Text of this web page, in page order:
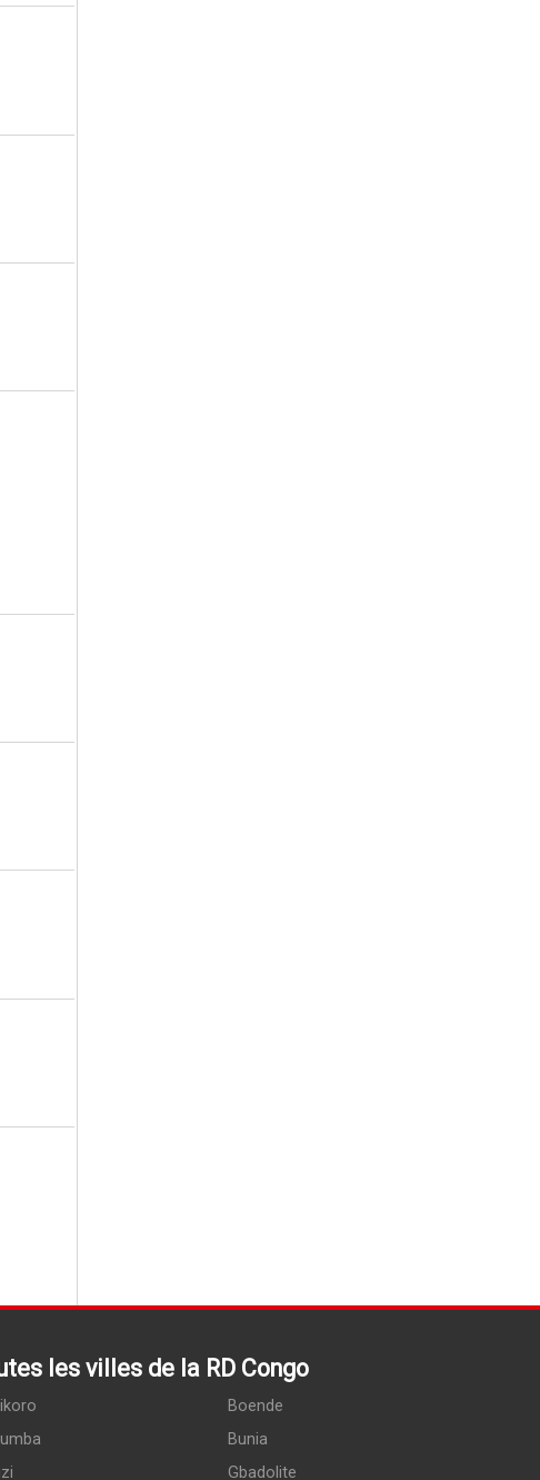
les villes de la RD Congo
Boende
Bunia
Gbadolite